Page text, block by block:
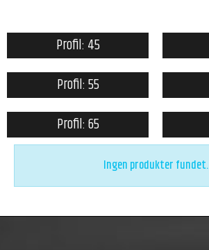
Profil: 45
Profil: 55
Profil: 65
Ingen produkter fundet.